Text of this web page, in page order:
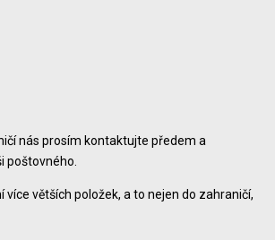
nás prosím kontaktujte předem a
poštovného.
více větších položek, a to nejen do zahraničí,